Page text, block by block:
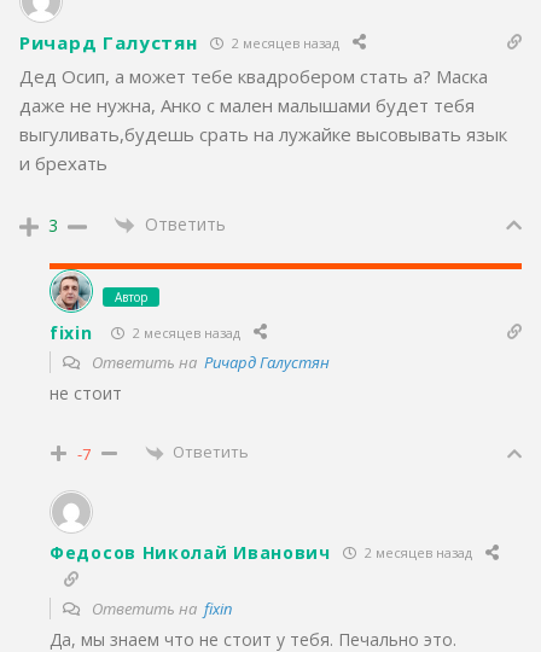
Ричард Галустян 2 месяцев назад
Дед Осип, а может тебе квадробером стать а? Маска
даже не нужна, Анко с мален малышами будет тебя
выгуливать,будешь срать на лужайке высовывать язык
и брехать
3 Ответить
Автор
fixin 2 месяцев назад
Ответить на Ричард Галустян
не стоит
-7 Ответить
Федосов Николай Иванович 2 месяцев назад
Ответить на fixin
Да, мы знаем что не стоит у тебя. Печально это.